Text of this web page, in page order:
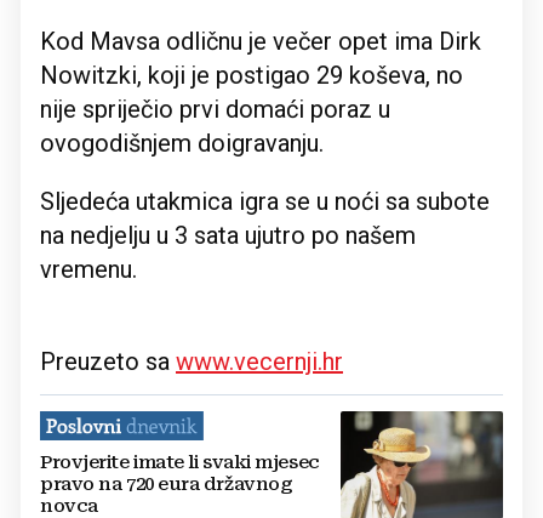
Kod Mavsa odličnu je večer opet ima Dirk
Nowitzki, koji je postigao 29 koševa, no
nije spriječio prvi domaći poraz u
ovogodišnjem doigravanju.
Sljedeća utakmica igra se u noći sa subote
na nedjelju u 3 sata ujutro po našem
vremenu.
Preuzeto sa www.vecernji.hr
Provjerite imate li svaki mjesec
pravo na 720 eura državnog
novca